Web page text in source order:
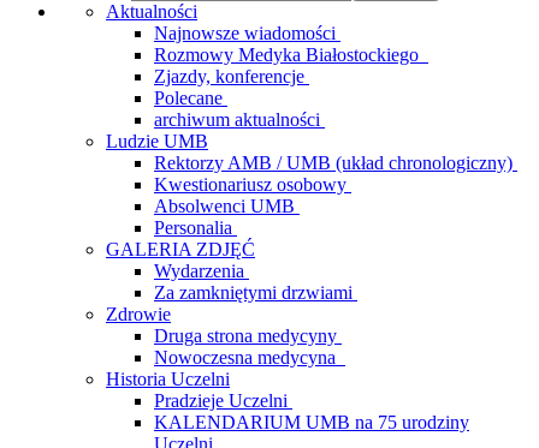
Aktualności
Najnowsze wiadomości
Rozmowy Medyka Białostockiego
Zjazdy, konferencje
Polecane
archiwum aktualności
Ludzie UMB
Rektorzy AMB / UMB (układ chronologiczny)
Kwestionariusz osobowy
Absolwenci UMB
Personalia
GALERIA ZDJĘĆ
Wydarzenia
Za zamkniętymi drzwiami
Zdrowie
Druga strona medycyny
Nowoczesna medycyna
Historia Uczelni
Pradzieje Uczelni
KALENDARIUM UMB na 75 urodziny
Uczelni